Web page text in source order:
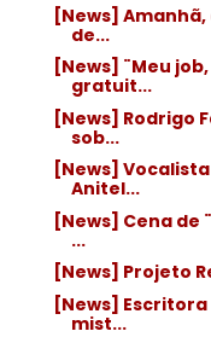
[News]
de...
[News] ¨Meu
gratuit...
[News] Rodrigo
sob...
[News]
Anitel...
[News] Cena de
...
[News] Projeto
[News]
mist...